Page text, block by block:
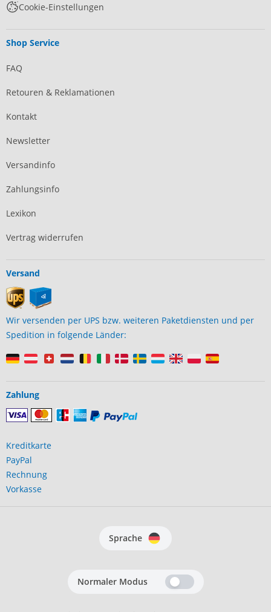
Cookie-Einstellungen
Shop Service
FAQ
Retouren & Reklamationen
Kontakt
Newsletter
Versandinfo
Zahlungsinfo
Lexikon
Vertrag widerrufen
Versand
Wir versenden per UPS bzw. weiteren Paketdiensten und per
Spedition in folgende Länder:
Zahlung
Kreditkarte
PayPal
Rechnung
Vorkasse
Sprache
Normaler Modus